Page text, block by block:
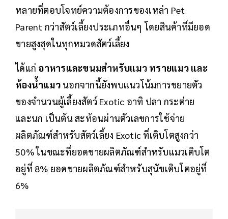
หลายที่ตอบโจทย์ความต้องการของเหล่า Pet
Parent กว่าสัตว์เลี้ยงประเภทอื่นๆ โดยสินค้าที่มียอด
ขายสูงสุดในทุกหมวดสัตว์เลี้ยง
ได้แก่ อาหารและขนมสำหรับแมว ทรายแมว และ
ห้องน้ำแมวนอกจากนี้ยังพบแนวโน้มการขยายตัว
ของจำนวนผู้เลี้ยงสัตว์ Exotic อาทิ ปลา กระต่าย
และนก เป็นต้น สะท้อนผ่านตัวเลขการใช้จ่าย
ผลิตภัณฑ์สำหรับสัตว์เลี้ยง Exotic ที่เติบโตสูงกว่า
50% ในขณะที่ยอดขายผลิตภัณฑ์สำหรับแมวเติบโต
อยู่ที่ 8% ยอดขายผลิตภัณฑ์สำหรับสุนัขเติบโตอยู่ที่
6%